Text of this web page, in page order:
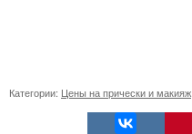
Категории: Цены на прически и макияж